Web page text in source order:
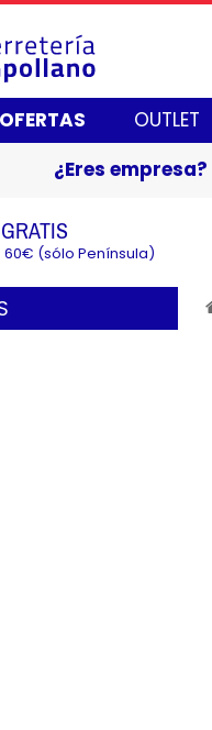
OFERTAS OUTLET
¿Eres empresa?
60€ (sólo Península)